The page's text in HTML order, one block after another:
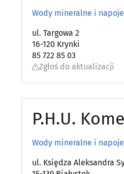
Wody mineralne i
ul. Targowa 2
16-120 Krynki
85 722 85 03
Zgłoś do aktualizacji
P.H.U.
Wody mineralne i
ul. Księdza Aleksandra